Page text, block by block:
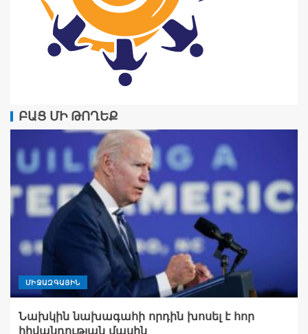
ԲԱՑ ՄԻ ԹՈՂԵՔ
ՄԻՋԱԶԳԱՅԻՆ
Նախկին նախագահի որդին խոսել է հոր
հիվանդության մասին